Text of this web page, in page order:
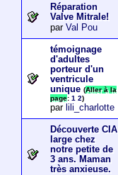
Réparation
Valve Mitrale!
par Val Pou
témoignage
d'adultes
porteur d'un
ventricule
unique (Aller à la
page: 1 2)
par lili_charlotte
Découverte CIA
large chez
notre petite de
3 ans. Maman
très anxieuse.